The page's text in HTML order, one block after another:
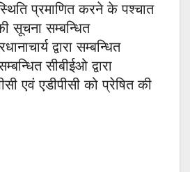
प्रमाणित करने के पश्चात
सूचना सम्बन्धित
द्वारा सम्बन्धित
सीबीईओ द्वारा
एवं एडीपीसी को प्रेषित की